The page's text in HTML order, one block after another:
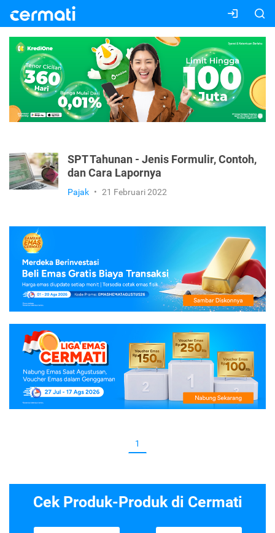
SPT Tahunan - Jenis Formulir, Contoh,
dan Cara Lapornya
Pajak • 21 Februari 2022
1
Cek Produk-Produk di Cermati